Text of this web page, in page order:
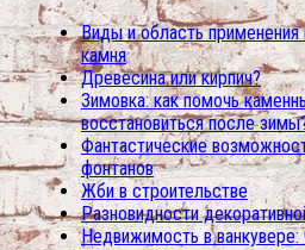
Виды и область применения
камня
Древесина или кирпич?
Зимовка: как помочь
восстановиться после
Фантастические
фонтанов
Жби в строительстве
Разновидности
Недвижимость в ванкувере: